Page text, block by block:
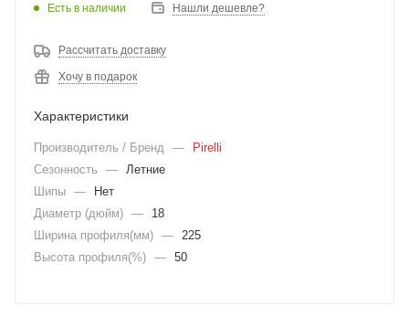
Есть в наличии Нашли дешевле?
Рассчитать доставку
Хочу в подарок
Характеристики
Производитель / Бренд —
Pirelli
Сезонность
— Летние
Шипы —
Нет
Диаметр (дюйм) —
18
Ширина профиля(мм) — 225
Высота профиля(%) — 50